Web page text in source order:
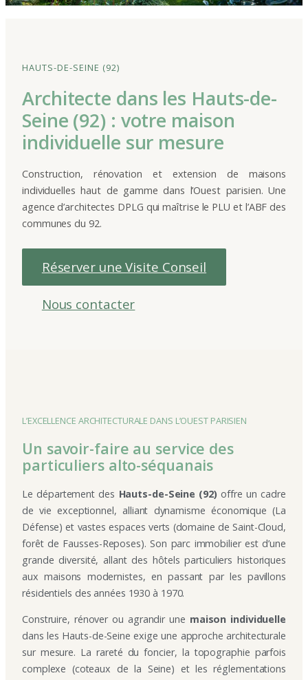
HAUTS-DE-SEINE (92)
Architecte dans les Hauts-de-
Seine (92) : votre maison
individuelle sur mesure
Construction, rénovation et extension de maisons
individuelles haut de gamme dans l’Ouest parisien. Une
agence d’architectes DPLG qui maîtrise le PLU et l’ABF des
communes du 92.
Réserver une Visite Conseil
Nous contacter
L’EXCELLENCE ARCHITECTURALE DANS L’OUEST PARISIEN
Un savoir-faire au service des
particuliers alto-séquanais
Le département des Hauts-de-Seine (92) offre un cadre
de vie exceptionnel, alliant dynamisme économique (La
Défense) et vastes espaces verts (domaine de Saint-Cloud,
forêt de Fausses-Reposes). Son parc immobilier est d’une
grande diversité, allant des hôtels particuliers historiques
aux maisons modernistes, en passant par les pavillons
résidentiels des années 1930 à 1970.
Construire, rénover ou agrandir une maison individuelle
dans les Hauts-de-Seine exige une approche architecturale
sur mesure. La rareté du foncier, la topographie parfois
complexe (coteaux de la Seine) et les réglementations